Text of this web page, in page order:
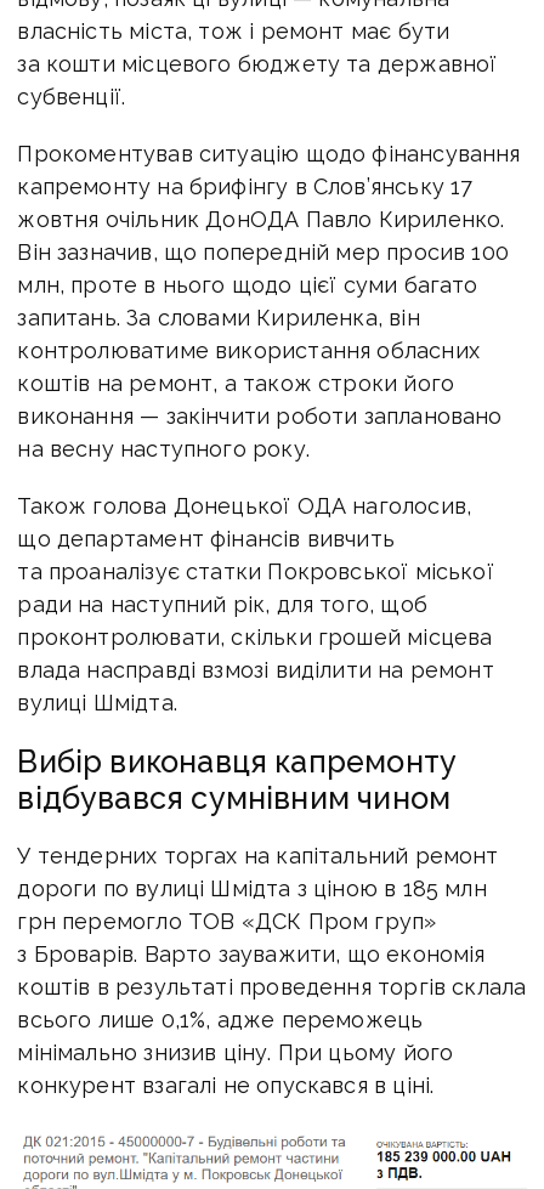
власність міста, тож і ремонт має бути
за кошти місцевого бюджету та державної
субвенції.
Прокоментував ситуацію щодо фінансування
капремонту на брифінгу в Слов’янську 17
жовтня очільник ДонОДА Павло Кириленко.
Він зазначив, що попередній мер просив 100
млн, проте в нього щодо цієї суми багато
запитань. За словами Кириленка, він
контролюватиме використання обласних
коштів на ремонт, а також строки його
виконання — закінчити роботи заплановано
на весну наступного року.
Також голова Донецької ОДА наголосив,
що департамент фінансів вивчить
та проаналізує статки Покровської міської
ради на наступний рік, для того, щоб
проконтролювати, скільки грошей місцева
влада насправді взмозі виділити на ремонт
вулиці Шмідта.
Вибір виконавця капремонту
відбувався сумнівним чином
У тендерних торгах на капітальний ремонт
дороги по вулиці Шмідта з ціною в 185 млн
грн перемогло ТОВ «ДСК Пром груп»
з Броварів. Варто зауважити, що економія
коштів в результаті проведення торгів склала
всього лише 0,1%, адже переможець
мінімально знизив ціну. При цьому його
конкурент взагалі не опускався в ціні.